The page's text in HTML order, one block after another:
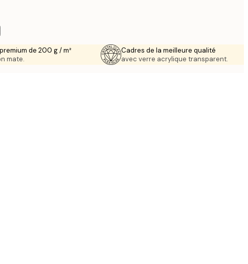
de 200 g / m²
mate.
Cadres de la meilleure qualité
avec verre acrylique transparent.